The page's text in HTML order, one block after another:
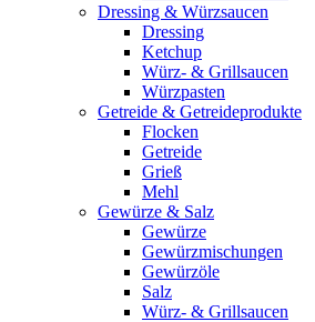
Dressing & Würzsaucen
Dressing
Ketchup
Würz- & Grillsaucen
Würzpasten
Getreide & Getreideprodukte
Flocken
Getreide
Grieß
Mehl
Gewürze & Salz
Gewürze
Gewürzmischungen
Gewürzöle
Salz
Würz- & Grillsaucen